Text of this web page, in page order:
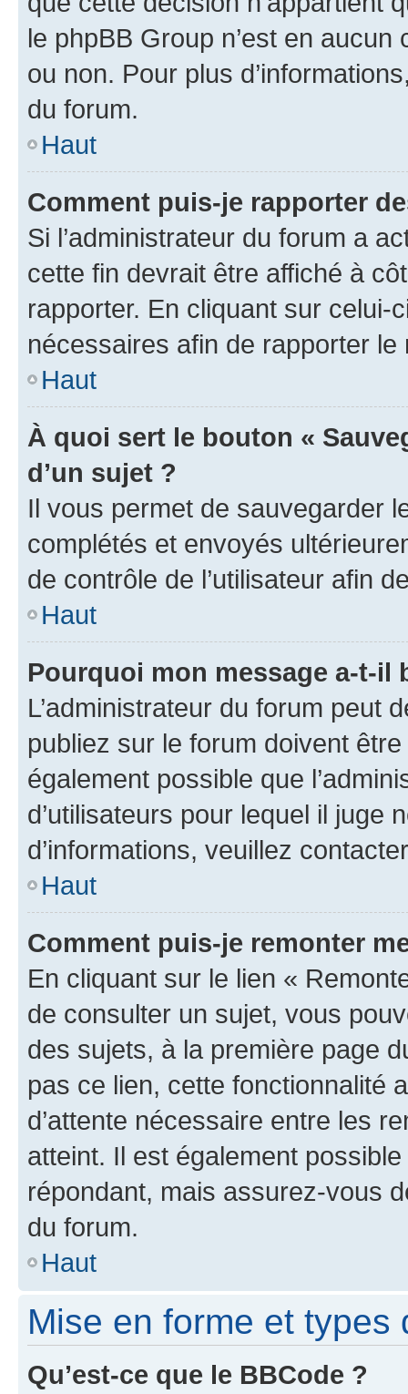
le phpBB Group n’est en
ou non. Pour plus
du forum.
Haut
Comment puis-je rapporter
Si l’administrateur du forum a
cette fin devrait être affiché à
rapporter. En cliquant sur
nécessaires afin de rapporter le
Haut
À quoi sert le bouton «
d’un sujet ?
Il vous permet de sauvegarder
complétés et envoyés
de contrôle de l’utilisateur afin
Haut
Pourquoi mon message a-t-il
L’administrateur du forum peut
publiez sur le forum doivent
également possible que
d’utilisateurs pour lequel il juge
d’informations, veuillez
Haut
Comment puis-je remonter
En cliquant sur le lien «
de consulter un sujet, vous
des sujets, à la première page
pas ce lien, cette fonctionnalité
d’attente nécessaire entre les
atteint. Il est également
répondant, mais assurez-vous
du forum.
Haut
Mise en forme et types
Qu’est-ce que le BBCode ?